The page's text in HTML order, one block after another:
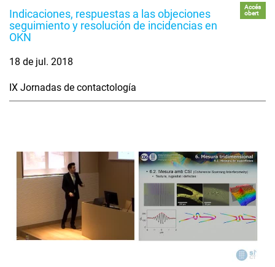
Indicaciones, respuestas a las objeciones
seguimiento y resolución de incidencias en
OKN
Accés
obert
18 de jul. 2018
IX Jornadas de contactología